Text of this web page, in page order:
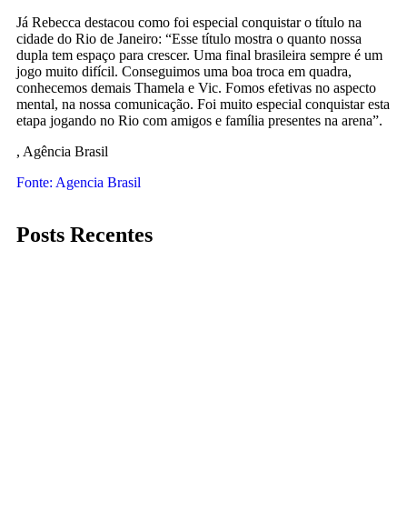
Já Rebecca destacou como foi especial conquistar o título na
cidade do Rio de Janeiro: “Esse título mostra o quanto nossa
dupla tem espaço para crescer. Uma final brasileira sempre é um
jogo muito difícil. Conseguimos uma boa troca em quadra,
conhecemos demais Thamela e Vic. Fomos efetivas no aspecto
mental, na nossa comunicação. Foi muito especial conquistar esta
etapa jogando no Rio com amigos e família presentes na arena”.
, Agência Brasil
Fonte: Agencia Brasil
Posts Recentes